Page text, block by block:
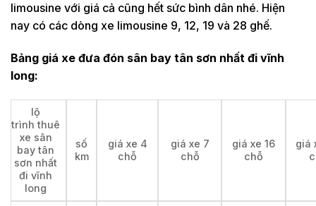
limousine với giá cả cũng hết sức bình dân nhé. Hiện
nay có các dòng xe limousine 9, 12, 19 và 28 ghế.
Bảng giá xe đưa đón sân bay tân sơn nhất đi vĩnh
long:
lộ
trình thuê
xe sân
bay tân
sơn nhất
đi vĩnh
long
số
km
giá xe 4
chỗ
giá xe 7
chỗ
giá xe 16
chỗ
giá